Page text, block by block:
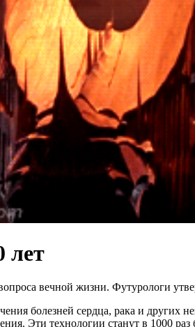
лет
вечной жизни. Футурологи
болезней сердца, рака и
Эти технологии станут в 1000